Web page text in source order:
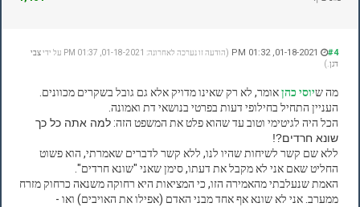
#4 (הודעה זו נערכה לאחרונה: 01-18-2021, 01:37 PM על ידי
צבי
דגן .)
מה שיוסי כהןאומר, לא רק שאינו מדויק אלא גם גובל בשקרים מכוונים.
העניין התחיל בחילופי דעות בפרטי בנושאי דת ואמונה.
הכל היה לגיטימי וטוב עד שהוא פלט את המשפט הזה: למה אתה כל כך
שונא חרדים?!
ללא שם קשר לשיחות שהיו לנו, ללא קשר לדברים שאמרתי, הוא פשוט
החליט שאם אני לא מקבל את דעתו, סימן שאני "שונא חרדים".
האמת שנעלבתי מהאמירה הזו, כי המציאות היא רחוקה משנאה כרחוק מזרח
ממערב. אני לא שונא אף אחד מבני האדם (אפילו את האויבים) ואו -